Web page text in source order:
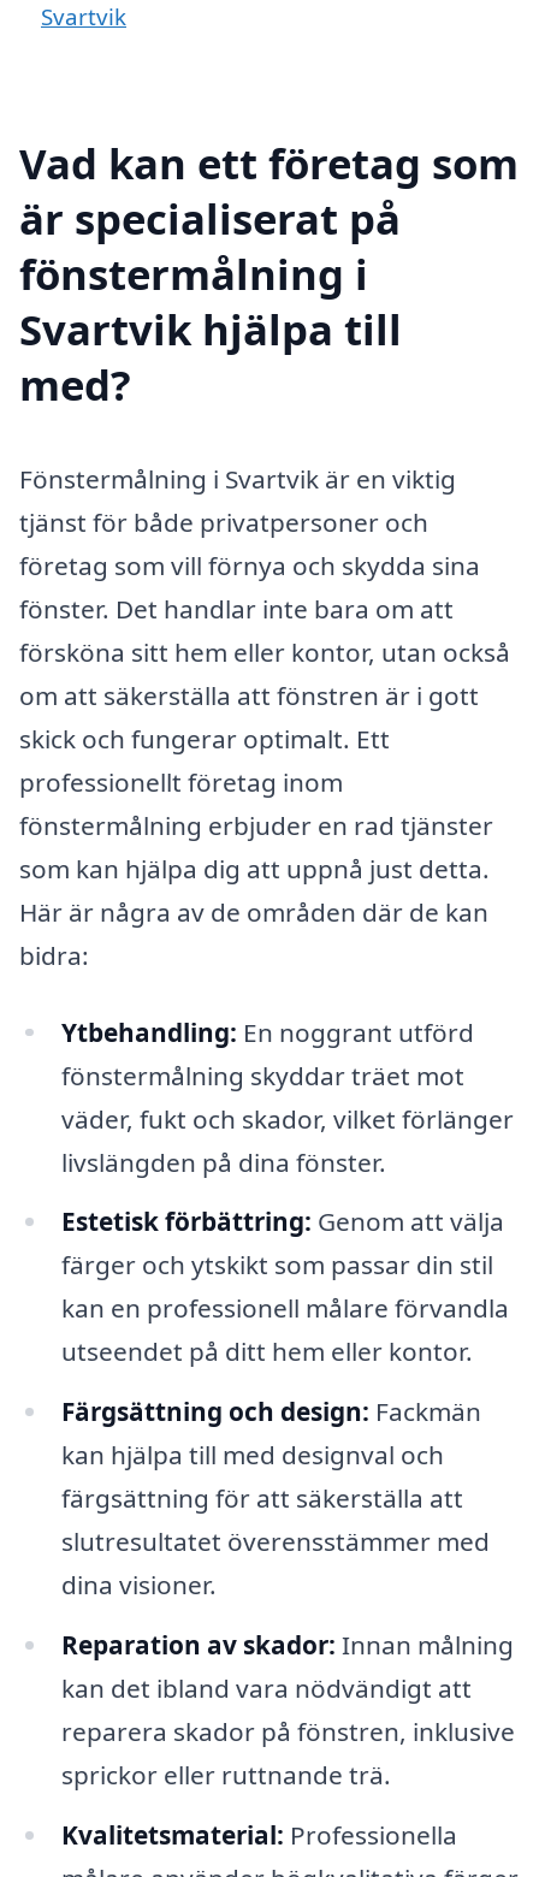
Svartvik
Vad kan ett företag som
är specialiserat på
fönstermålning i
Svartvik hjälpa till
med?
Fönstermålning i Svartvik är en viktig
tjänst för både privatpersoner och
företag som vill förnya och skydda sina
fönster. Det handlar inte bara om att
försköna sitt hem eller kontor, utan också
om att säkerställa att fönstren är i gott
skick och fungerar optimalt. Ett
professionellt företag inom
fönstermålning erbjuder en rad tjänster
som kan hjälpa dig att uppnå just detta.
Här är några av de områden där de kan
bidra:
Ytbehandling: En noggrant utförd
fönstermålning skyddar träet mot
väder, fukt och skador, vilket förlänger
livslängden på dina fönster.
Estetisk förbättring: Genom att välja
färger och ytskikt som passar din stil
kan en professionell målare förvandla
utseendet på ditt hem eller kontor.
Färgsättning och design: Fackmän
kan hjälpa till med designval och
färgsättning för att säkerställa att
slutresultatet överensstämmer med
dina visioner.
Reparation av skador: Innan målning
kan det ibland vara nödvändigt att
reparera skador på fönstren, inklusive
sprickor eller ruttnande trä.
Kvalitetsmaterial: Professionella